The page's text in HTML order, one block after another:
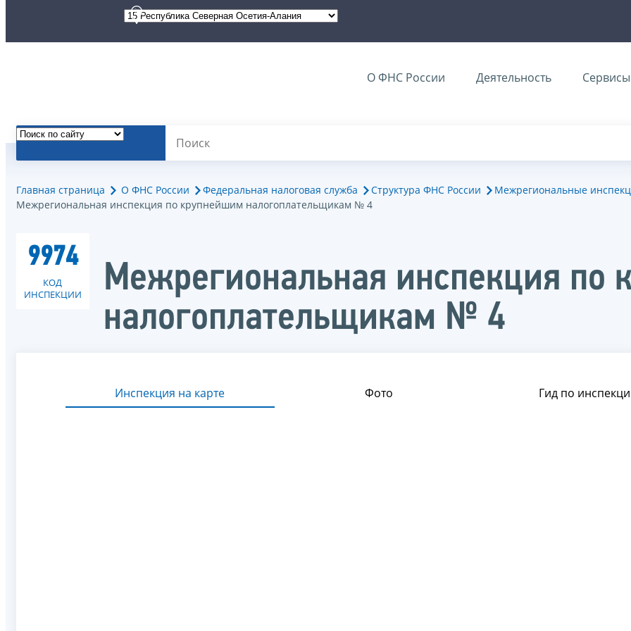
О ФНС России Деятельность Сервисы
Главная страница О ФНС России Федеральная налоговая служба Структура ФНС России
Межрегиональные
Межрегиональная инспекция по крупнейшим налогоплательщикам № 4
9974
КОД
ИНСПЕКЦИИ
Межрегиональная инспекция по
налогоплательщикам № 4
Инспекция на карте Фото Гид по